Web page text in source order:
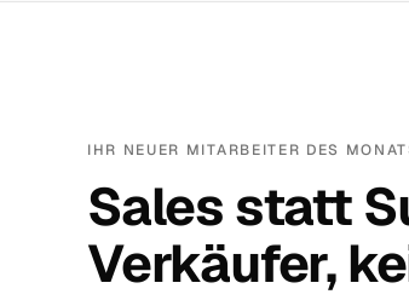
IHR NEUER MITARBEITER DES
Sales statt
Verkäufer,